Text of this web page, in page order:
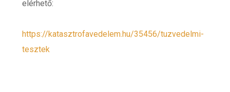
elérhető:
https://katasztrofavedelem.hu/35456/tuzvedelmi-
tesztek